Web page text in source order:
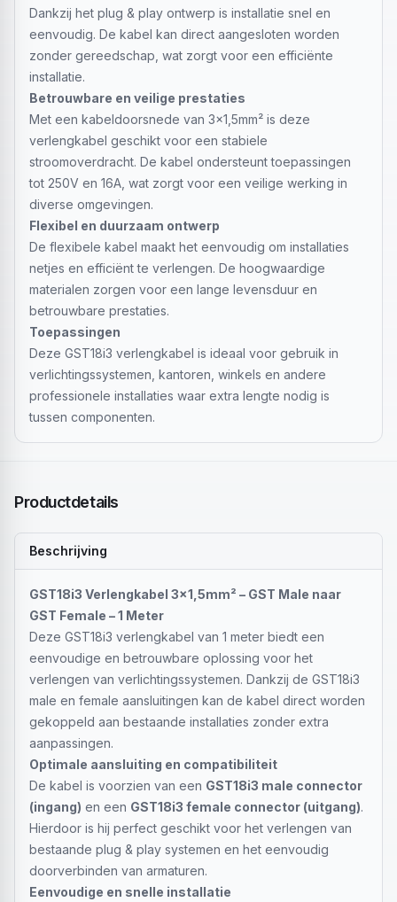
Dankzij het plug & play ontwerp is installatie snel en
eenvoudig. De kabel kan direct aangesloten worden
zonder gereedschap, wat zorgt voor een efficiënte
installatie.
Betrouwbare en veilige prestaties
Met een kabeldoorsnede van 3x1,5mm² is deze
verlengkabel geschikt voor een stabiele
stroomoverdracht. De kabel ondersteunt toepassingen
tot 250V en 16A, wat zorgt voor een veilige werking in
diverse omgevingen.
Flexibel en duurzaam ontwerp
De flexibele kabel maakt het eenvoudig om installaties
netjes en efficiënt te verlengen. De hoogwaardige
materialen zorgen voor een lange levensduur en
betrouwbare prestaties.
Toepassingen
Deze GST18i3 verlengkabel is ideaal voor gebruik in
verlichtingssystemen, kantoren, winkels en andere
professionele installaties waar extra lengte nodig is
tussen componenten.
Productdetails
Beschrijving
GST18i3 Verlengkabel 3x1,5mm² – GST Male naar
GST Female – 1 Meter
Deze GST18i3 verlengkabel van 1 meter biedt een
eenvoudige en betrouwbare oplossing voor het
verlengen van verlichtingssystemen. Dankzij de GST18i3
male en female aansluitingen kan de kabel direct worden
gekoppeld aan bestaande installaties zonder extra
aanpassingen.
Optimale aansluiting en compatibiliteit
De kabel is voorzien van een GST18i3 male connector
(ingang) en een GST18i3 female connector (uitgang).
Hierdoor is hij perfect geschikt voor het verlengen van
bestaande plug & play systemen en het eenvoudig
doorverbinden van armaturen.
Eenvoudige en snelle installatie